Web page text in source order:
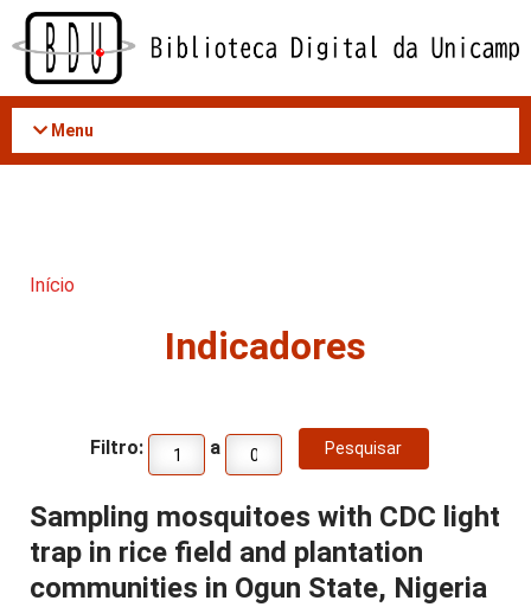
Acessar
conteúdo
Menu
Início
Indicadores
Filtro: a
Sampling mosquitoes with CDC light
trap in rice field and plantation
communities in Ogun State, Nigeria